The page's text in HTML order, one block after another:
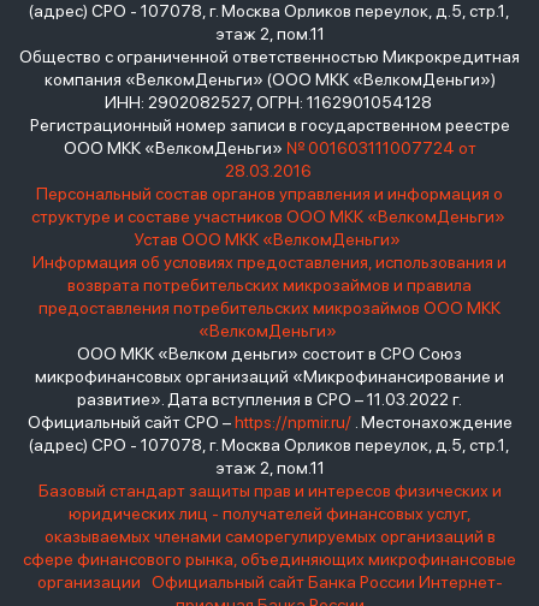
(адрес) СРО - 107078, г. Москва Орликов переулок, д.5, стр.1,
этаж 2, пом.11
Общество с ограниченной ответственностью Микрокредитная
компания «ВелкомДеньги» (ООО МКК «ВелкомДеньги»)
ИНН: 2902082527, ОГРН: 1162901054128
Регистрационный номер записи в государственном реестре
ООО МКК «ВелкомДеньги» № 001603111007724 от
28.03.2016
Персональный состав органов управления и информация о
структуре и составе участников ООО МКК «ВелкомДеньги»
Устав ООО МКК «ВелкомДеньги»
Информация об условиях предоставления, использования и
возврата потребительских микрозаймов и правила
предоставления потребительских микрозаймов ООО МКК
«ВелкомДеньги»
ООО МКК «Велком деньги» состоит в СРО Союз
микрофинансовых организаций «Микрофинансирование и
развитие». Дата вступления в СРО – 11.03.2022 г.
Официальный сайт СРО –https://npmir.ru/. Местонахождение
(адрес) СРО - 107078, г. Москва Орликов переулок, д.5, стр.1,
этаж 2, пом.11
Базовый стандарт защиты прав и интересов физических и
юридических лиц - получателей финансовых услуг,
оказываемых членами саморегулируемых организаций в
сфере финансового рынка, объединяющих микрофинансовые
организации
Официальный сайт Банка России Интернет-